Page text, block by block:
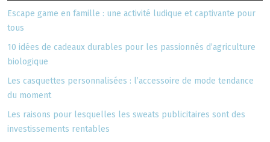
Escape game en famille : une activité ludique et captivante pour
tous
10 idées de cadeaux durables pour les passionnés d’agriculture
biologique
Les casquettes personnalisées : l’accessoire de mode tendance
du moment
Les raisons pour lesquelles les sweats publicitaires sont des
investissements rentables